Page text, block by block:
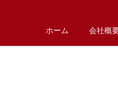
ホーム 会社概